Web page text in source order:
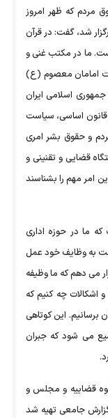
مردم که ظهر امروز
برگزار شد، گفت: در قرآن
شده است. ما در مکتب غنی و
امامان معصوم (ع)
اسلامی ایران
اساسی، سیاست
و حقوق بشر امری
قضایی و تقنینی و
امر مهم را بشناسند
ما در حوزه اداری
به وظایف خود عمل
می دهم که ما وظیفه
چه کنیم که
برسانیم. این کوتاهی
می شود که جبران
قوه قضاییه و مجلس و
جامعی تهیه شد